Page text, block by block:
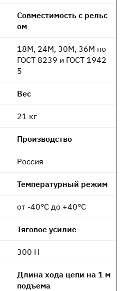
Совместимость с рельс
ом
18М, 24М, 30М, 36М по
ГОСТ 8239 и ГОСТ 1942
5
Вес
21 кг
Производство
Россия
Температурный режим
от -40°C до +40°C
Тяговое усилие
300 Н
Длина хода цепи на 1 м
подъема